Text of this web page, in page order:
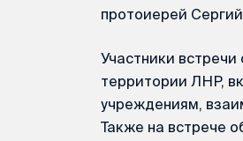
протоиерей
Участники
территории ЛНР,
учреждениям,
Также на встрече